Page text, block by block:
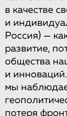
в качестве
и
Россия) —
развитие,
общества
и
мы
потеря